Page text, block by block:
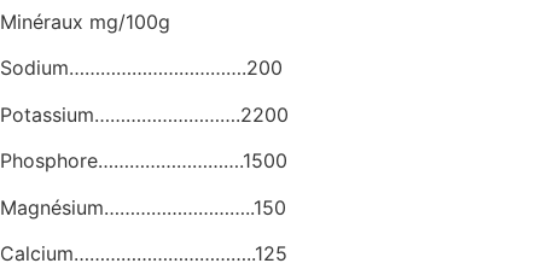
Minéraux mg/100g
Sodium…………………………….200
Potassium……………………….2200
Phosphore……………………….1500
Magnésium………………………..150
Calcium……………………………..125